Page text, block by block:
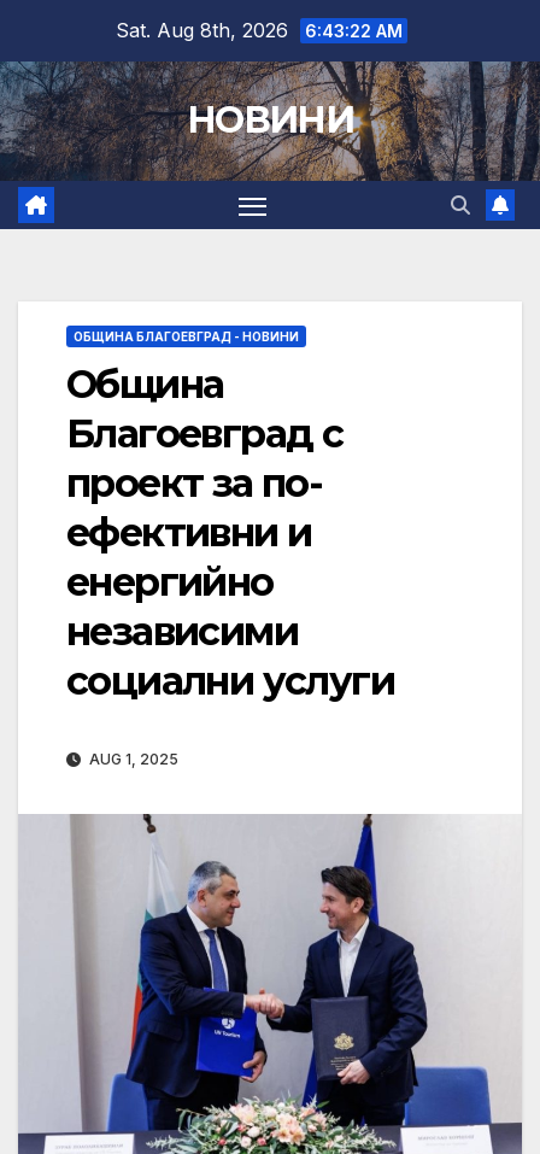
content
Sat. Aug 8th, 2026 6:43:23 AM
НОВИНИ
ОБЩИНА БЛАГОЕВГРАД - НОВИНИ
Община
Благоевград с
проект за по-
ефективни и
енергийно
независими
социални услуги
AUG 1, 2025